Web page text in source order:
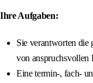
Ihre Aufgaben:
Sie verantworten die
von anspruchsvollen
Eine termin-, fach-